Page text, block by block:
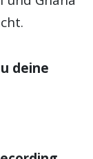
deine